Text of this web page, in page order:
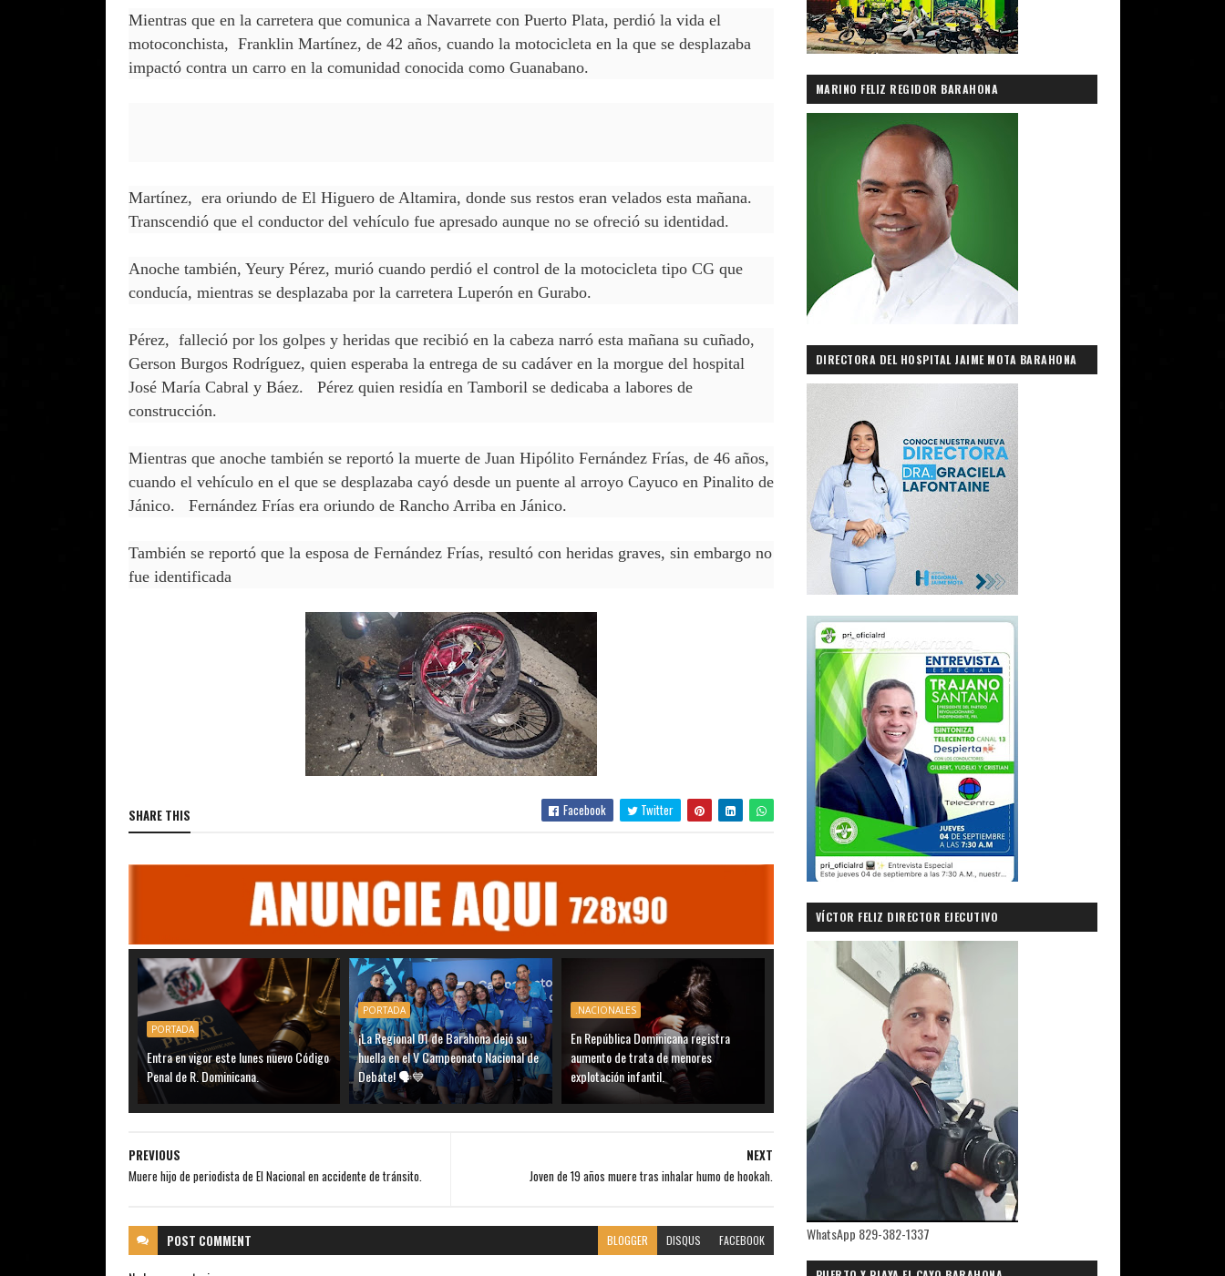
Mientras que en la carretera que comunica a Navarrete con Puerto Plata, perdió la vida el
motoconchista, Franklin Martínez, de 42 años, cuando la motocicleta en la que se desplazaba
impactó contra un carro en la comunidad conocida como Guanabano.
Martínez, era oriundo de El Higuero de Altamira, donde sus restos eran velados esta mañana.
Transcendió que el conductor del vehículo fue apresado aunque no se ofreció su identidad.
Anoche también, Yeury Pérez, murió cuando perdió el control de la motocicleta tipo CG que
conducía, mientras se desplazaba por la carretera Luperón en Gurabo.
Pérez, falleció por los golpes y heridas que recibió en la cabeza narró esta mañana su cuñado,
Gerson Burgos Rodríguez, quien esperaba la entrega de su cadáver en la morgue del hospital
José María Cabral y Báez. Pérez quien residía en Tamboril se dedicaba a labores de
construcción.
Mientras que anoche también se reportó la muerte de Juan Hipólito Fernández Frías, de 46 años,
cuando el vehículo en el que se desplazaba cayó desde un puente al arroyo Cayuco en Pinalito de
Jánico. Fernández Frías era oriundo de Rancho Arriba en Jánico.
También se reportó que la esposa de Fernández Frías, resultó con heridas graves, sin embargo no
fue identificada
SHARE THIS Facebook Twitter
PORTADA
Entra en vigor este lunes nuevo Código
Penal de R. Dominicana.
PORTADA
¡La Regional 01 de Barahona dejó su
huella en el V Campeonato Nacional de
Debate! 🗣️💙
.NACIONALES
En República Dominicana registra
aumento de trata de menores
explotación infantil.
NEXT
Joven de 19 años muere tras inhalar humo de hookah.
PREVIOUS
Muere hijo de periodista de El Nacional en accidente de tránsito.
POST COMMENT BLOGGER DISQUS FACEBOOK
MARINO FELIZ REGIDOR BARAHONA
DIRECTORA DEL HOSPITAL JAIME MOTA BARAHONA
VÍCTOR FELIZ DIRECTOR EJECUTIVO
PRIMICIASDELSUR.COM
WhatsApp 829-382-1337